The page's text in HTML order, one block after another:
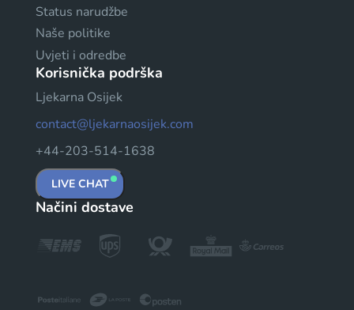
Status narudžbe
Naše politike
Uvjeti i odredbe
Korisnička podrška
Ljekarna Osijek
contact@ljekarnaosijek.com
+44-203-514-1638
LIVE CHAT
Načini dostave